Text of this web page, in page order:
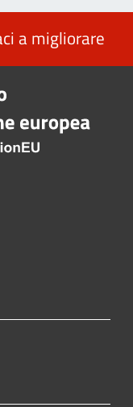
a migliorare